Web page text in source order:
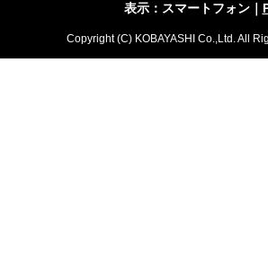
表示：スマートフォン｜
Copyright (C) KOBAYASHI Co.,Ltd. All